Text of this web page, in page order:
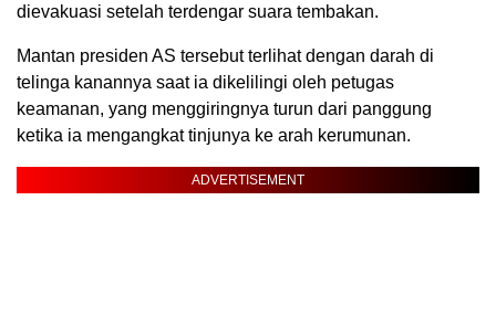
dievakuasi setelah terdengar suara tembakan.
Mantan presiden AS tersebut terlihat dengan darah di
telinga kanannya saat ia dikelilingi oleh petugas
keamanan, yang menggiringnya turun dari panggung
ketika ia mengangkat tinjunya ke arah kerumunan.
ADVERTISEMENT